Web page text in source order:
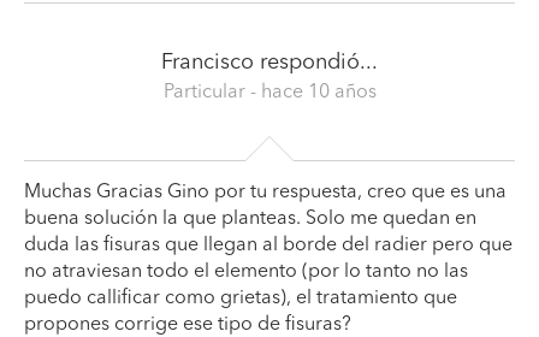
Francisco respondió...
Particular - hace 10 años
Muchas Gracias Gino por tu respuesta, creo que es una
buena solución la que planteas. Solo me quedan en
duda las fisuras que llegan al borde del radier pero que
no atraviesan todo el elemento (por lo tanto no las
puedo callificar como grietas), el tratamiento que
propones corrige ese tipo de fisuras?